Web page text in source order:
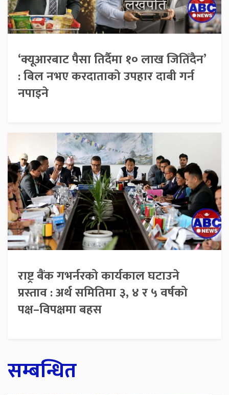
‘क्यूआरबाट पैसा तिर्दैमा १० लाख जितिँदैन’
: बिल नभए करदाताको उपहार दाबी गर्न
नपाइने
राष्ट्र बैंक गभर्नरको कार्यकाल घटाउने
प्रस्ताव : अर्थ समितिमा ३, ४ र ५ वर्षको
पक्ष–विपक्षमा बहस
सम्बन्धित